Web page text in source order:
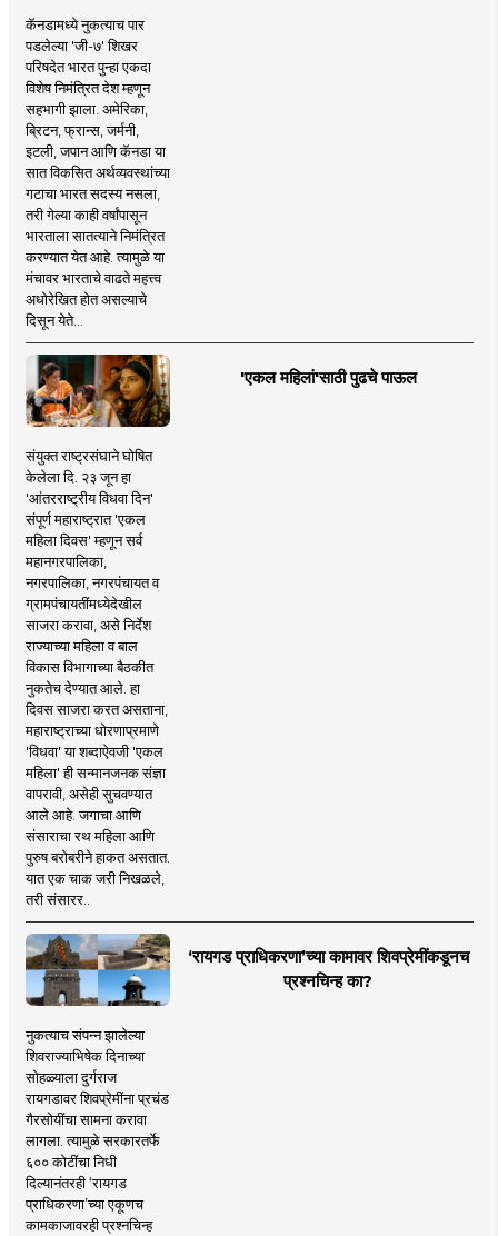
कॅनडामध्ये नुकत्याच पार
पडलेल्या 'जी-७' शिखर
परिषदेत भारत पुन्हा एकदा
विशेष निमंत्रित देश म्हणून
सहभागी झाला. अमेरिका,
ब्रिटन, फ्रान्स, जर्मनी,
इटली, जपान आणि कॅनडा या
सात विकसित अर्थव्यवस्थांच्या
गटाचा भारत सदस्य नसला,
तरी गेल्या काही वर्षांपासून
भारताला सातत्याने निमंत्रित
करण्यात येत आहे. त्यामुळे या
मंचावर भारताचे वाढते महत्त्व
अधोरेखित होत असल्याचे
दिसून येते...
'एकल महिलां'साठी पुढचे पाऊल
संयुक्त राष्ट्रसंघाने घोषित
केलेला दि. २३ जून हा
'आंतरराष्ट्रीय विधवा दिन'
संपूर्ण महाराष्ट्रात 'एकल
महिला दिवस' म्हणून सर्व
महानगरपालिका,
नगरपालिका, नगरपंचायत व
ग्रामपंचायतींमध्येदेखील
साजरा करावा, असे निर्देश
राज्याच्या महिला व बाल
विकास विभागाच्या बैठकीत
नुकतेच देण्यात आले. हा
दिवस साजरा करत असताना,
महाराष्ट्राच्या धोरणाप्रमाणे
'विधवा' या शब्दाऐवजी 'एकल
महिला' ही सन्मानजनक संज्ञा
वापरावी, असेही सुचवण्यात
आले आहे. जगाचा आणि
संसाराचा रथ महिला आणि
पुरुष बरोबरीने हाकत असतात.
यात एक चाक जरी निखळले,
तरी संसारर..
‘रायगड प्राधिकरणा’च्या कामावर शिवप्रेमींकडूनच
प्रश्नचिन्ह का?
नुकत्याच संपन्न झालेल्या
शिवराज्याभिषेक दिनाच्या
सोहळ्याला दुर्गराज
रायगडावर शिवप्रेमींना प्रचंड
गैरसोयींचा सामना करावा
लागला. त्यामुळे सरकारतर्फे
६०० कोटींचा निधी
दिल्यानंतरही ‘रायगड
प्राधिकरणा’च्या एकूणच
कामकाजावरही प्रश्नचिन्ह